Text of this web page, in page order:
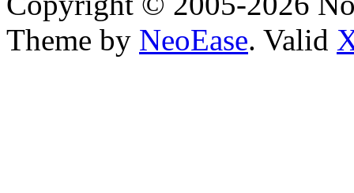
Theme by NeoEase. Valid